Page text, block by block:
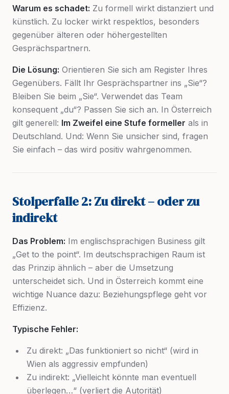
Warum es schadet: Zu formell wirkt distanziert und
künstlich. Zu locker wirkt respektlos, besonders
gegenüber älteren oder höhergestellten
Gesprächspartnern.
Die Lösung: Orientieren Sie sich am Register Ihres
Gegenübers. Fällt Ihr Gesprächspartner ins „Sie“?
Bleiben Sie beim „Sie“. Verwendet das Team
konsequent „du“? Passen Sie sich an. In Österreich
gilt generell: Im Zweifel eine Stufe formeller als in
Deutschland. Und: Wenn Sie unsicher sind, fragen
Sie einfach – das wird positiv wahrgenommen.
Stolperfalle 2: Zu direkt – oder zu
indirekt
Das Problem: Im englischsprachigen Business gilt
„Get to the point“. Im deutschsprachigen Raum ist
das Prinzip ähnlich – aber die Umsetzung
unterscheidet sich. Und in Österreich kommt eine
wichtige Nuance dazu: Beziehungspflege geht vor
Effizienz.
Typische Fehler:
Zu direkt: „Das funktioniert so nicht“ (wird in
Wien als aggressiv empfunden)
Zu indirekt: „Vielleicht könnte man eventuell
überlegen…“ (verliert die Autorität)